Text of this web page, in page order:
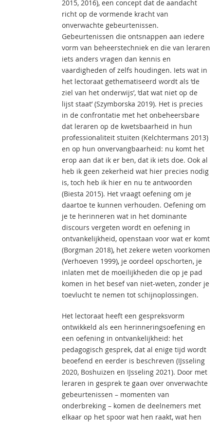
2015, 2016), een concept dat de aandacht
richt op de vormende kracht van
onverwachte gebeurtenissen.
Gebeurtenissen die ontsnappen aan iedere
vorm van beheerstechniek en die van leraren
iets anders vragen dan kennis en
vaardigheden of zelfs houdingen. Iets wat in
het lectoraat gethematiseerd wordt als ‘de
ziel van het onderwijs’, ‘dat wat niet op de
lijst staat’ (Szymborska 2019). Het is precies
in de confrontatie met het onbeheersbare
dat leraren op de kwetsbaarheid in hun
professionaliteit stuiten (Kelchtermans 2013)
en op hun onvervangbaarheid: nu komt het
erop aan dat ik er ben, dat ik iets doe. Ook al
heb ik geen zekerheid wat hier precies nodig
is, toch heb ik hier en nu te antwoorden
(Biesta 2015). Het vraagt oefening om je
daartoe te kunnen verhouden. Oefening om
je te herinneren wat in het dominante
discours vergeten wordt en oefening in
ontvankelijkheid, openstaan voor wat er komt
(Borgman 2018), het zekere weten voorkomen
(Verhoeven 1999), je oordeel opschorten, je
inlaten met de moeilijkheden die op je pad
komen in het besef van niet-weten, zonder je
toevlucht te nemen tot schijnoplossingen.
Het lectoraat heeft een gespreksvorm
ontwikkeld als een herinneringsoefening en
een oefening in ontvankelijkheid: het
pedagogisch gesprek, dat al enige tijd wordt
beoefend en eerder is beschreven (IJsseling
2020, Boshuizen en IJsseling 2021). Door met
leraren in gesprek te gaan over onverwachte
gebeurtenissen – momenten van
onderbreking – komen de deelnemers met
elkaar op het spoor wat hen raakt, wat hen